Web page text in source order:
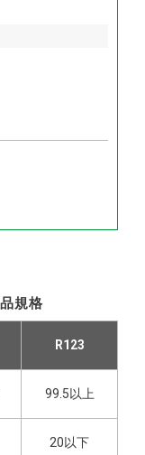
規格
R123
99.5以上
20以下